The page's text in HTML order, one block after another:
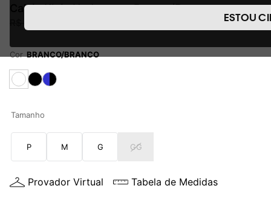
virtual. Para maiores informações sobre o nosso aviso de Cookies
ESTOU
Calvin Klein Underwear Branco/Branco
Cor BRANCO/BRANCO
Tamanho
P M G GG
Provador Virtual Tabela de Medidas